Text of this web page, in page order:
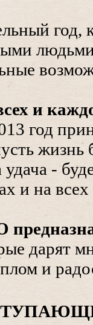
и
год
жизнь
-
и на
дарят
и